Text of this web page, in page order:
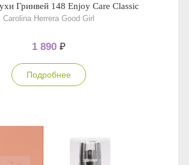
Гринвей 148 Enjoy Care Classic
Carolina Herrera Good Girl
1 890 ₽
Подробнее